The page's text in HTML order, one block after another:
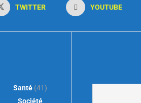
TWITTER YOUTUBE
Santé (41)
Société